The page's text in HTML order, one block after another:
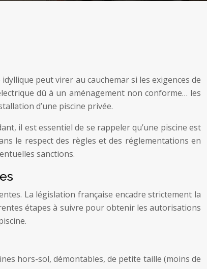
peut virer au cauchemar si les exigences de
dû à un aménagement non conforme… les
d’une piscine privée.
il est essentiel de se rappeler qu’une piscine est
le respect des règles et des réglementations en
sanctions.
La législation française encadre strictement la
étapes à suivre pour obtenir les autorisations
hors-sol, démontables, de petite taille (moins de